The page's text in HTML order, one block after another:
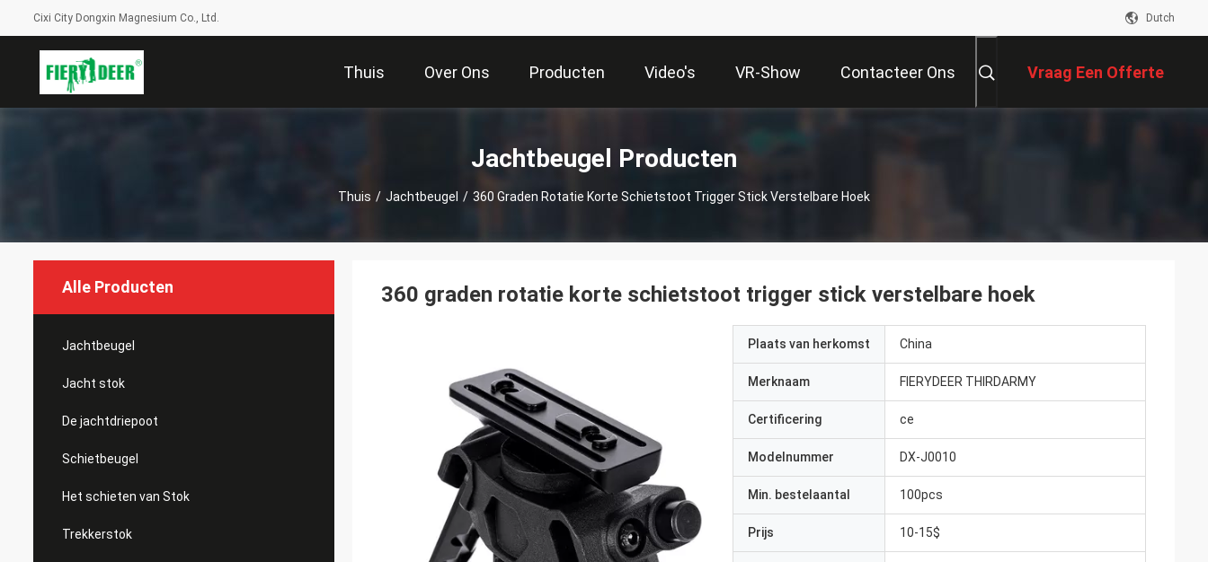
Cixi City Dongxin Magnesium Co., Ltd. Dutch
Thuis Over Ons Producten Video's VR-Show Contacteer Ons Vraag Een Offerte
Jachtbeugel Producten
Thuis / Jachtbeugel / 360 Graden Rotatie Korte Schietstoot Trigger Stick Verstelbare Hoek
Alle Producten
Jachtbeugel
Jacht stok
De jachtdriepoot
Schietbeugel
Het schieten van Stok
Trekkerstok
360 graden rotatie korte schietstoot trigger stick verstelbare hoek
Plaats van herkomst China
Merknaam FIERYDEER THIRDARMY
Certificering ce
Modelnummer DX-J0010
Min. bestelaantal 100pcs
Prijs 10-15$